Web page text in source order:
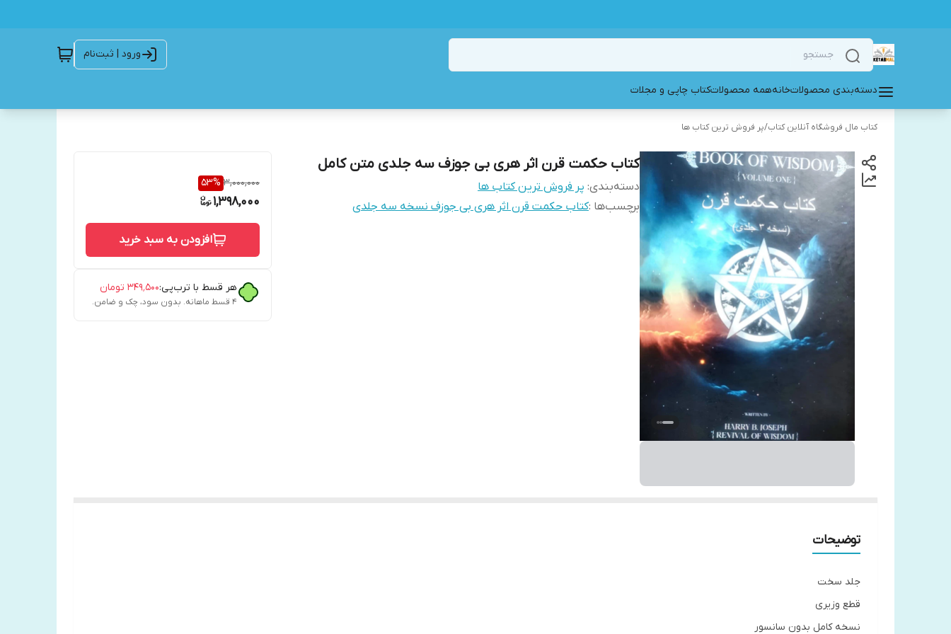
ورود | ثبت‌نام
دسته‌بندی محصولاتخانههمه محصولاتکتاب چاپی و مجلات
کتاب مال فروشگاه آنلاین کتاب/پر فروش ترین کتاب ها
کتاب حکمت قرن اثر هری بی جوزف سه جلدی متن کامل
دسته‌بندی: پر فروش ترین کتاب ها
برچسب‌ها :کتاب حکمت قرن اثر هری بی جوزف نسخه سه جلدی
3,000,000
53%
1,398,000
افزودن به سبد خرید
هر قسط با ترب‌پی:۳۴۹٬۵۰۰ تومان
۴ قسط ماهانه. بدون سود، چک و ضامن.
توضیحات
جلد سخت
قطع وزیری
نسخه کامل بدون سانسور